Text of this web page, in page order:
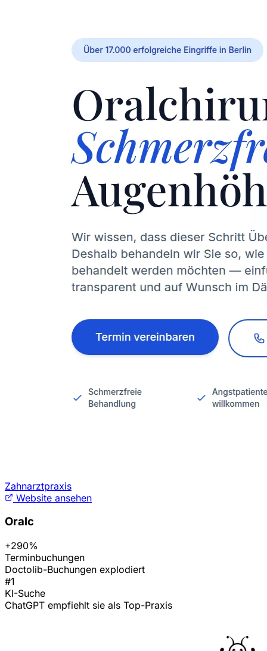
Zahnarztpraxis
Website ansehen
Oralc
+290%
Terminbuchungen
Doctolib-Buchungen explodiert
#1
KI-Suche
ChatGPT empfiehlt sie als Top-Praxis